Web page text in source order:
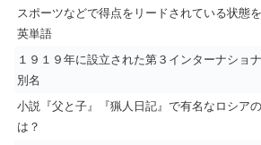
スポーツなどで得点をリードされている状態
英単語
１９１９年に設立された第３インターナショ
別名
小説『父と子』『猟人日記』で有名なロシア
は？